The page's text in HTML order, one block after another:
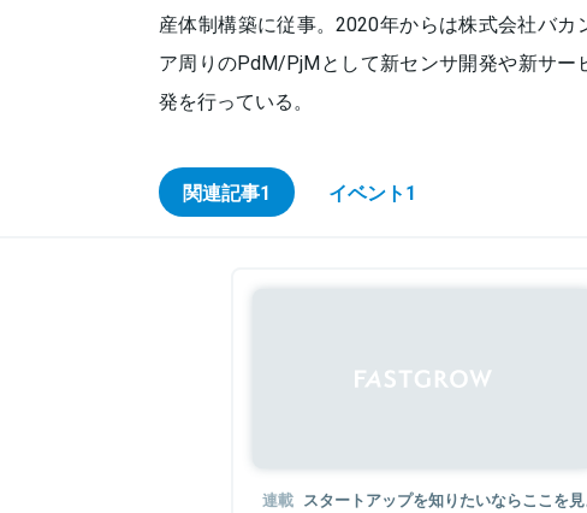
産体制構築に従事。2020年からは株式会社バカ
ア周りのPdM/PjMとして新センサ開発や新サー
発を行っている。
関連記事1 イベント1
連載 スタートアップを知りたいならここを